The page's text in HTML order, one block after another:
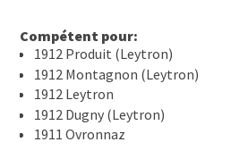
Compétent pour:
1912 Produit (Leytron)
1912 Montagnon (Leytron)
1912 Leytron
1912 Dugny (Leytron)
1911 Ovronnaz